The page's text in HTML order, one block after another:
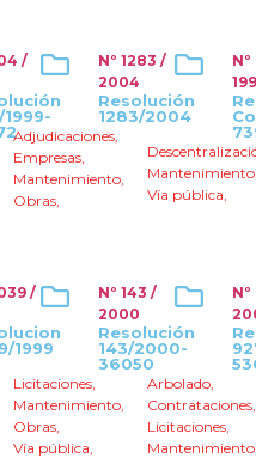
/
Nº 1283 /
2004
Resolución
1283/2004
Adjudicaciones,
Empresas,
Mantenimiento,
Obras,
Mantenimiento
Vía pública,
/
1999
Nº 143 /
2000
Resolución
143/2000-
36050
Licitaciones,
Mantenimiento,
Obras,
Vía pública,
Arbolado,
Contrataciones
Licitaciones,
Mantenimiento